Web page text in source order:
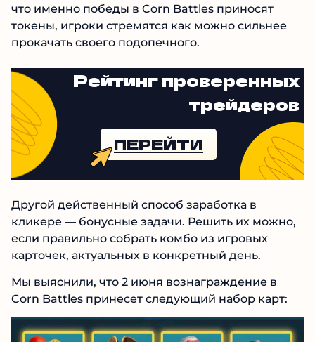
что именно победы в Corn Battles приносят
токены, игроки стремятся как можно сильнее
прокачать своего подопечного.
Рейтинг проверенных
трейдеров
ПЕРЕЙТИ
Другой действенный способ заработка в
кликере — бонусные задачи. Решить их можно,
если правильно собрать комбо из игровых
карточек, актуальных в конкретный день.
Мы выяснили, что 2 июня вознаграждение в
Corn Battles принесет следующий набор карт: